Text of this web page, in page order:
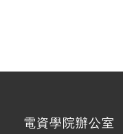
電資學院辦公室